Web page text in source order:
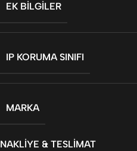
EK BILGILER
IP KORUMA SINIFI
MARKA
NAKLIYE & TESLIMAT